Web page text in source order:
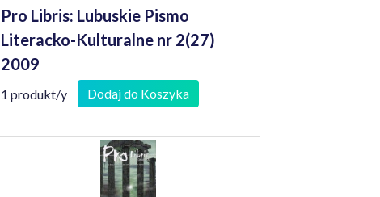
Pro Libris: Lubuskie Pismo
Literacko-Kulturalne nr 2(27)
2009
1 produkt/y Dodaj do Koszyka